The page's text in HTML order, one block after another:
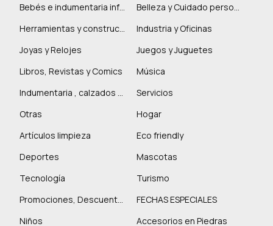
Bebés e indumentaria infantil
Belleza y Cuidado personal
Herramientas y construcción
Industria y Oficinas
Joyas y Relojes
Juegos y Juguetes
Libros, Revistas y Comics
Música
Indumentaria , calzados y marroquinería
Servicios
Otras
Hogar
Artículos limpieza
Eco friendly
Deportes
Mascotas
Tecnología
Turismo
Promociones, Descuentos y más
FECHAS ESPECIALES
Niños
Accesorios en Piedras